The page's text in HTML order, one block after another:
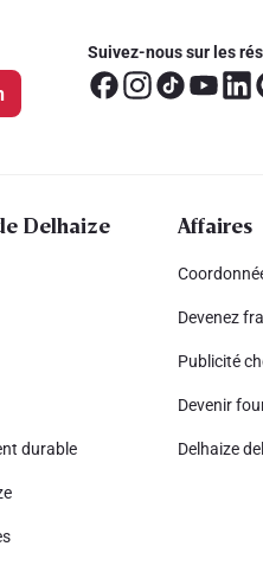
Suivez-nous sur les
Delhaize
durable
Affaires
Devenez
Publicité
Devenir
Delhaize